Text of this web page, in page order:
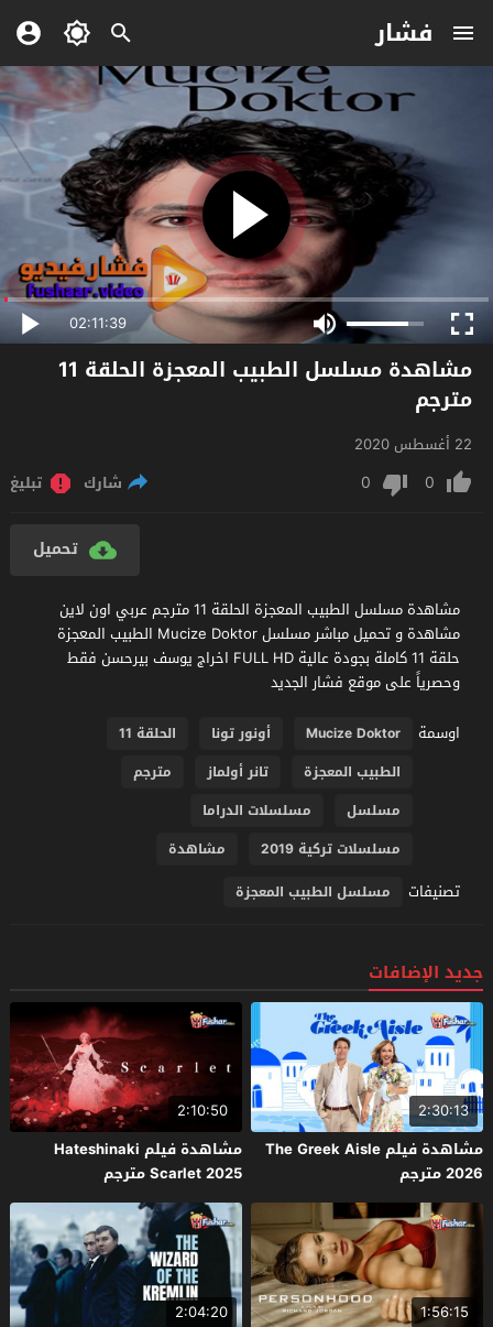
فشار
02:11:39
مشاهدة مسلسل الطبيب المعجزة الحلقة 11
مترجم
22 أغسطس 2020
0
0 شارك تبليغ
تحميل
مشاهدة مسلسل الطبيب المعجزة الحلقة 11 مترجم عربي اون لاين
مشاهدة و تحميل مباشر مسلسل Mucize Doktor الطبيب المعجزة
حلقة 11 كاملة بجودة عالية FULL HD اخراج يوسف بيرحسن فقط
وحصرياً على موقع فشار الجديد
اوسمة
Mucize Doktor أونور تونا
الحلقة 11
الطبيب المعجزة
تانر أولماز
مترجم
مسلسل
مسلسلات الدراما
مسلسلات تركية 2019
مشاهدة
تصنيفات مسلسل الطبيب المعجزة
جديد الإضافات
2:30:13
مشاهدة فيلم The Greek Aisle
2026 مترجم
2:10:50
مشاهدة فيلم Hateshinaki
Scarlet 2025 مترجم
1:56:15
2:04:20